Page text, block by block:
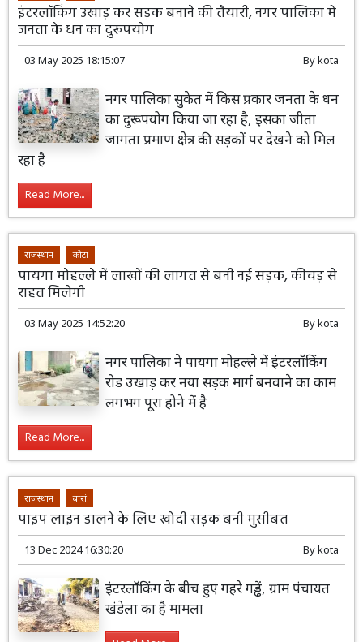
इंटरलॉकिंग उखाड़ कर सड़क बनाने की तैयारी, नगर पालिका में
जनता के धन का दुरूपयोग
03 May 2025 18:15:07 Bykota
नगर पालिका सुकेत में किस प्रकार जनता के धन
का दुरूपयोग किया जा रहा है, इसका जीता
जागता प्रमाण क्षेत्र की सड़कों पर देखने को मिल
रहा है
Read More...
राजस्थान कोटा
पायगा मोहल्ले में लाखों की लागत से बनी नई सड़क, कीचड़ से
राहत मिलेगी
03 May 2025 14:52:20 Bykota
नगर पालिका ने पायगा मोहल्ले में इंटरलॉकिंग
रोड उखाड़ कर नया सड़क मार्ग बनवाने का काम
लगभग पूरा होने में है
Read More...
राजस्थान बारां
पाइप लाइन डालने के लिए खोदी सड़क बनी मुसीबत
13 Dec 2024 16:30:20 Bykota
इंटरलॉकिंग के बीच हुए गहरे गड्ढें, ग्राम पंचायत
खंडेला का है मामला